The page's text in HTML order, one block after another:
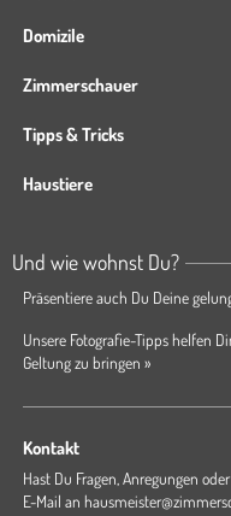
Domizile
Zimmerschauer
Tipps & Tricks
Haustiere
Und wie wohnst Du?
Präsentiere auch Du Deine
Unsere Fotografie-Tipps helfen
Geltung zu bringen »
Kontakt
Hast Du Fragen, Anregungen
E-Mail an